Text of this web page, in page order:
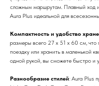
сложным маршрутам. Плавный ход
Aura Plus идеальной для
Компактность и удобство
размеры всего 27 х 51 х 60 см, что
поездку или хранить в маленькой
одной рукой, вы сможете быстро и
Разнообразие стилей: Aura Plus